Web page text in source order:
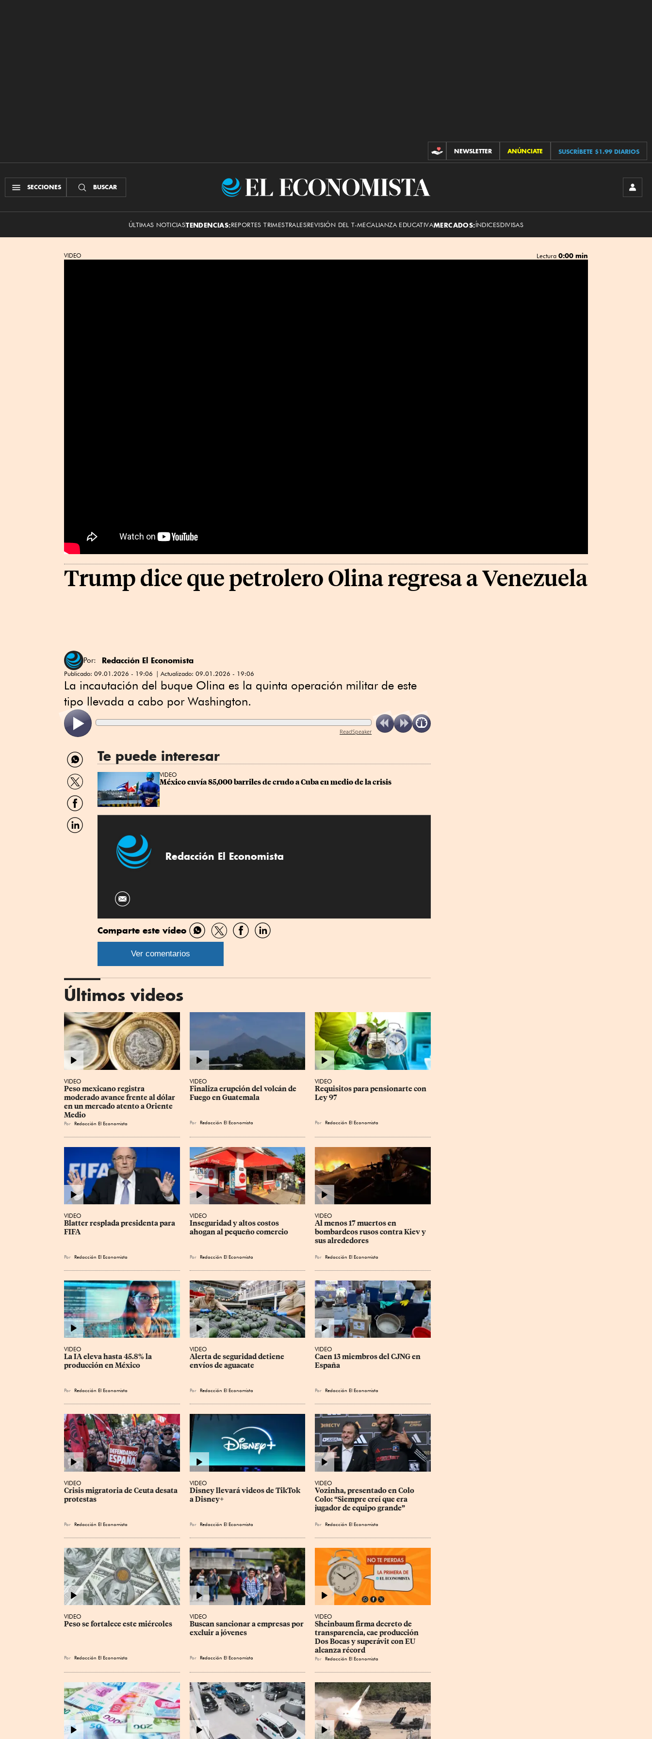
CONTRIBUCIONES
NEWSLETTER ANÚNCIATE SUSCRÍBETE $1.99 DIARIOS
SECCIONES BUSCAR
El
ÚLTIMAS NOTICIASTENDENCIAS:REPORTES TRIMESTRALESREVISIÓN DEL T-MECALIANZA EDUCATIVAMERCADOS:ÍNDICESDIVISAS
VIDEO Lectura 0:00 min
Trump dice que petrolero Olina regresa a Venezuela
Por: Redacción El Economista
Publicado: 09.01.2026 - 19:06 Actualizado: 09.01.2026 - 19:06
La incautación del buque Olina es la quinta operación militar de este
tipo llevada a cabo por Washington.
ReadSpeaker
Compartir
por
WhatsApp
Compartir
por
Twitter
Compartir
por
Facebook
Compartir
por
Te puede interesar
VIDEO
México envía 85,000 barriles de crudo a Cuba en medio de la crisis
Redacción El Economista
Comparte este vídeo
Compartir
por
Compartir
por
CompartirCompartir
Ver comentarios
Últimos videos
VIDEO
Peso mexicano registra
moderado avance frente al dólar
en un mercado atento a Oriente
Medio
Por Redacción El Economista
VIDEO
Finaliza erupción del volcán de
Fuego en Guatemala
Por Redacción El Economista
VIDEO
Requisitos para pensionarte con
Ley 97
Por Redacción El Economista
VIDEO
Blatter resplada presidenta para
FIFA
Por Redacción El Economista
VIDEO
Inseguridad y altos costos
ahogan al pequeño comercio
Por Redacción El Economista
VIDEO
Al menos 17 muertos en
bombardeos rusos contra Kiev y
sus alrededores
Por Redacción El Economista
VIDEO
La IA eleva hasta 45.8% la
producción en México
Por Redacción El Economista
VIDEO
Alerta de seguridad detiene
envíos de aguacate
Por Redacción El Economista
VIDEO
Caen 13 miembros del CJNG en
España
Por Redacción El Economista
VIDEO
Crisis migratoria de Ceuta desata
protestas
Por Redacción El Economista
VIDEO
Disney llevará videos de TikTok
a Disney+
Por Redacción El Economista
VIDEO
Vozinha, presentado en Colo
Colo: “Siempre creí que era
jugador de equipo grande”
Por Redacción El Economista
VIDEO
Peso se fortalece este miércoles
Por Redacción El Economista
VIDEO
Buscan sancionar a empresas por
excluir a jóvenes
Por Redacción El Economista
VIDEO
Sheinbaum firma decreto de
transparencia, cae producción
Dos Bocas y superávit con EU
alcanza récord
Por Redacción El Economista